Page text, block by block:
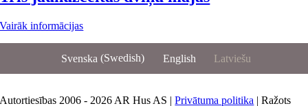
Vairāk informācijas
Svenska (Swedish) English Latviešu
Autortiesības 2006 - 2026 AR Hus AS |Privātuma politika | Ražots